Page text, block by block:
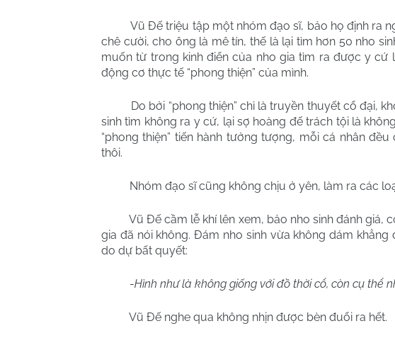
Vũ Đế triệu tập một nhóm đạo sĩ, bảo họ định ra
chê cười, cho ông là mê tín, thế là lại tìm hơn 50 nho
muốn từ trong kinh điển của nho gia tìm ra được y cứ
động cơ thực tế “phong thiện” của mình.
Do bởi “phong thiện” chỉ là truyền thuyết cổ đại,
sinh tìm không ra y cứ, lại sợ hoàng đế trách tội là
“phong thiện” tiến hành tưởng tượng, mỗi cá nhân
thôi.
Nhóm đạo sĩ cũng không chịu ở yên, làm ra các
Vũ Đế cầm lễ khí lên xem, bảo nho sinh đánh giá,
gia đã nói không. Đám nho sinh vừa không dám
do dự bất quyết:
-Hình như là không giống với đồ thời cổ, còn cụ thể
Vũ Đế nghe qua không nhịn được bèn đuổi ra hết.